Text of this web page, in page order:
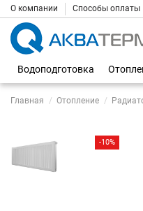
О компании Способы оплаты
Водоподготовка
Главная Отопление
-10%